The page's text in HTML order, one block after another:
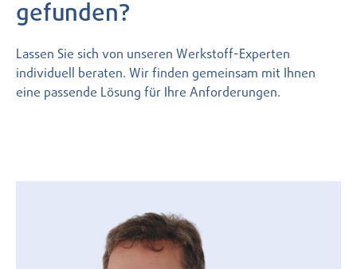
gefunden?
Lassen Sie sich von unseren Werkstoff-Experten
individuell beraten. Wir finden gemeinsam mit Ihnen
eine passende Lösung für Ihre Anforderungen.